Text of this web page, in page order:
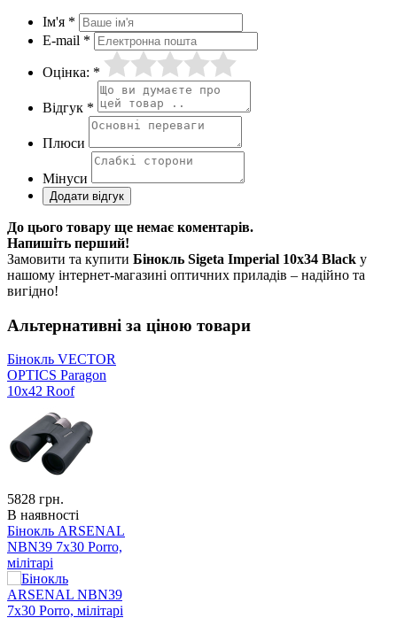
Ім'я *
E-mail *
Оцінка: *
Відгук *
Плюси
Мінуси
До цього товару ще немає коментарів.
Напишіть перший!
Замовити та купити Бінокль Sigeta Imperial 10x34 Black у
нашому інтернет-магазині оптичних приладів – надійно та
вигідно!
Альтернативні за ціною товари
Бінокль VECTOR
OPTICS Paragon
10x42 Roof
5828 грн.
В наявності
Бінокль ARSENAL
NBN39 7x30 Porro,
мілітарі